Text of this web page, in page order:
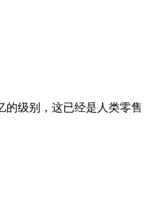
的级别，这已经是人类零售